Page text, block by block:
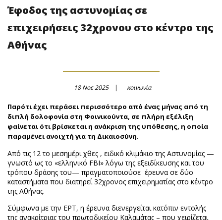
Έφοδος της αστυνομίας σε
επιχειρήσεις 32χρονου στο κέντρο της
Αθήνας
18 Νοε 2025 κοινωνία
Παρότι έχει περάσει περισσότερο από ένας μήνας από τη
διπλή δολοφονία στη Φοινικούντα, σε πλήρη εξέλιξη
φαίνεται ότι βρίσκεται η ανάκριση της υπόθεσης, η οποία
παραμένει ανοιχτή για τη Δικαιοσύνη.
Από τις 12 το μεσημέρι χθες , ειδικό κλιμάκιο της Αστυνομίας —
γνωστό ως το «ελληνικό FBI» λόγω της εξειδίκευσης και του
τρόπου δράσης του— πραγματοποιούσε έρευνα σε δύο
καταστήματα που διατηρεί 32χρονος επιχειρηματίας στο κέντρο
της Αθήνας.
Σύμφωνα με την ΕΡΤ, η έρευνα διενεργείται κατόπιν εντολής
της ανακρίτριας του πρωτοδικείου Καλαμάτας – που χειρίζεται